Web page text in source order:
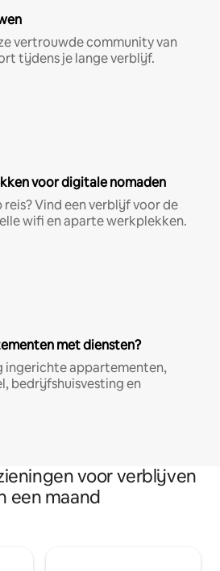
vertrouwde community van
tijdens je lange verblijf.
voor digitale nomaden
reis? Vind een verblijf voor de
wifi en aparte werkplekken.
met diensten?
ingerichte appartementen,
bedrijfshuisvesting en
voor verblijven
een maand